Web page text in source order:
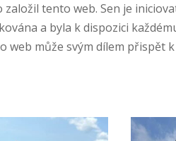
tento web. Sen je
a byla k dispozici
web může svým dílem přispět